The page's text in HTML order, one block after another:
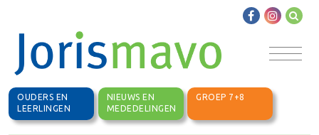
OUDERS EN
LEERLINGEN
NIEUWS EN
MEDEDELINGEN
GROEP 7+8